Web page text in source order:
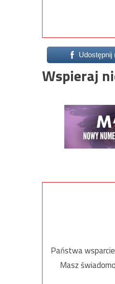
Udostępnij
Wspieraj
Państwa
Masz